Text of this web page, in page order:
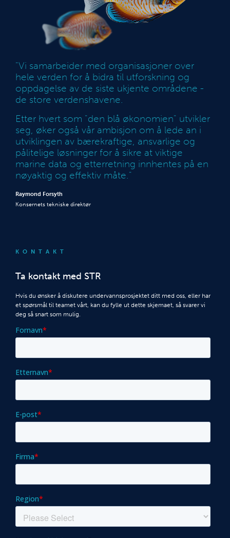
"Vi samarbeider med organisasjoner over
hele verden for å bidra til utforskning og
oppdagelse av de siste ukjente områdene -
de store verdenshavene.
Etter hvert som "den blå økonomien" utvikler
seg, øker også vår ambisjon om å lede an i
utviklingen av bærekraftige, ansvarlige og
pålitelige løsninger for å sikre at viktige
marine data og etterretning innhentes på en
nøyaktig og effektiv måte."
Raymond Forsyth
Konsernets tekniske direktør
KONTAKT
Ta kontakt med STR
Hvis du ønsker å diskutere undervannsprosjektet ditt med oss, eller har
et spørsmål til teamet vårt, kan du fylle ut dette skjemaet, så svarer vi
deg så snart som mulig.